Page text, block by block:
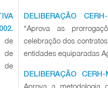
de
de
de
DELIBERAÇÃO
“Aprova as
celebração dos
entidades equiparadas
DELIBERAÇÃO
Aprova a metodologia